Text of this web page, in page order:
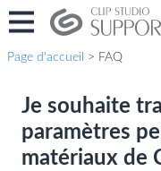
Page d'accueil > FAQ
Je souhaite
paramètres
matériaux de